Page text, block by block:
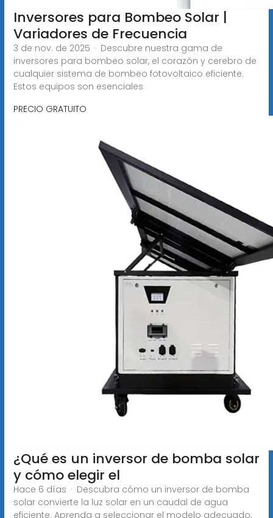
Inversores para Bombeo Solar |
Variadores de Frecuencia
3 de nov. de 2025 · Descubre nuestra gama de
inversores para bombeo solar, el corazón y cerebro de
cualquier sistema de bombeo fotovoltaico eficiente.
Estos equipos son esenciales
PRECIO GRATUITO
¿Qué es un inversor de bomba solar
y cómo elegir el
Hace 6 días · Descubra cómo un inversor de bomba
solar convierte la luz solar en un caudal de agua
eficiente. Aprenda a seleccionar el modelo adecuado,